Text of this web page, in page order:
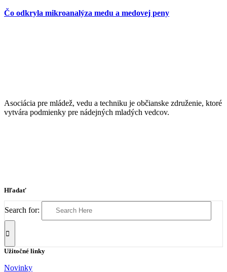
Čo odkryla mikroanalýza medu a medovej peny
Asociácia pre mládež, vedu a techniku je občianske združenie, ktoré
vytvára podmienky pre nádejných mladých vedcov.
Hľadať
Search for:
Užitočné linky
Novinky